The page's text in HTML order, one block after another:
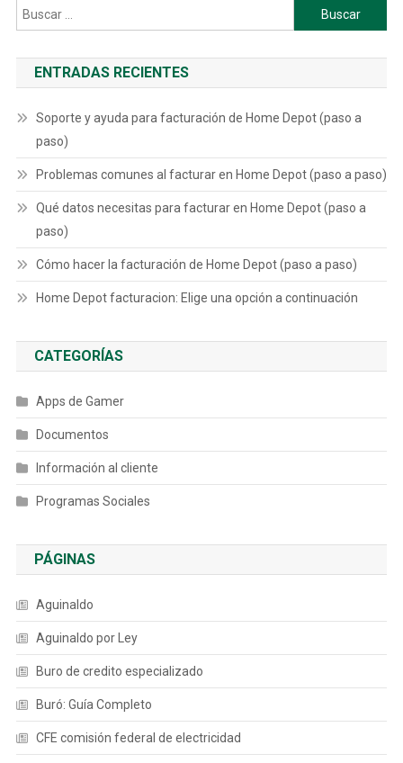
Buscar:
ENTRADAS RECIENTES
Soporte y ayuda para facturación de Home Depot (paso a
paso)
Problemas comunes al facturar en Home Depot (paso a paso)
Qué datos necesitas para facturar en Home Depot (paso a
paso)
Cómo hacer la facturación de Home Depot (paso a paso)
Home Depot facturacion: Elige una opción a continuación
CATEGORÍAS
Apps de Gamer
Documentos
Información al cliente
Programas Sociales
PÁGINAS
Aguinaldo
Aguinaldo por Ley
Buro de credito especializado
Buró: Guía Completo
CFE comisión federal de electricidad